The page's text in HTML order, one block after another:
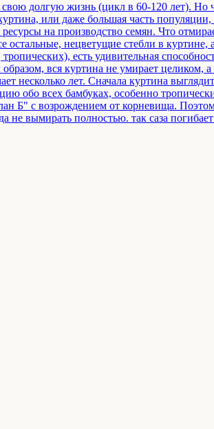
долгую жизнь (цикл в 60-120 лет). Но
или даже большая часть
на производство семян. Что
нецветущие стебли в куртине,
есть удивительная
вся куртина не умирает целиком,
несколько лет. Сначала куртина
обо всех бамбуках, особенно
Б" с возрождением от корневища.
вымирать полностью. так саза